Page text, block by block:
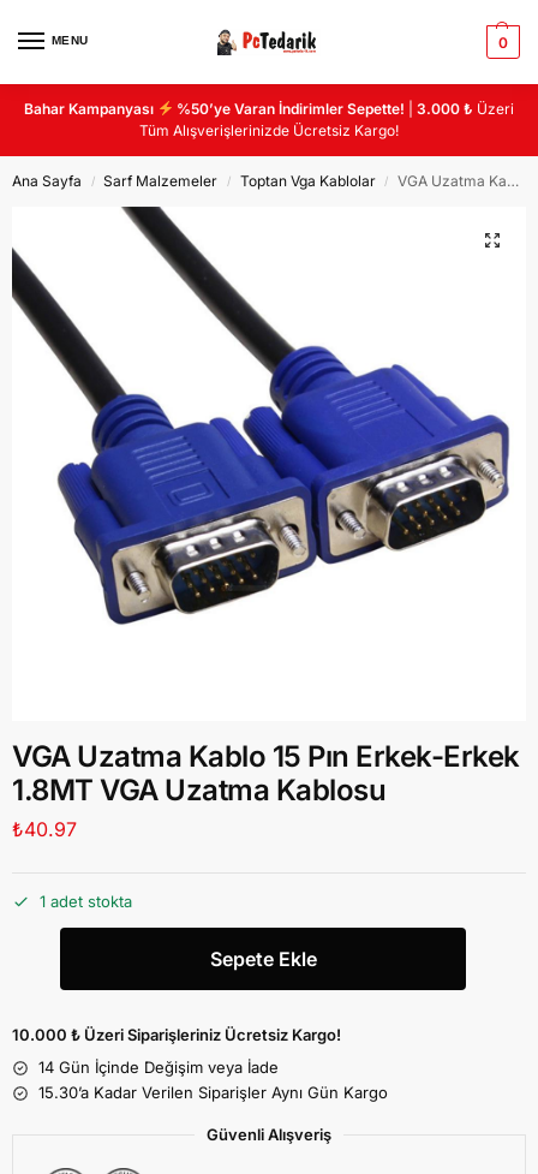
MENU 0
Bahar Kampanyası %50’ye Varan İndirimler Sepette! |3.000 ₺ Üzeri
Tüm Alışverişlerinizde Ücretsiz Kargo!
Ana Sayfa / Sarf Malzemeler / Toptan Vga Kablolar / VGA Uzatma Kablo 15 Pın Erkek-Erkek 1.8MT VGA Uzatma Kablosu
VGA Uzatma Kablo 15 Pın Erkek-Erkek
1.8MT VGA Uzatma Kablosu
₺40.97
1 adet stokta
Sepete Ekle
10.000 ₺ Üzeri Siparişleriniz Ücretsiz Kargo!
14 Gün İçinde Değişim veya İade
15.30’a Kadar Verilen Siparişler Aynı Gün Kargo
Güvenli Alışveriş